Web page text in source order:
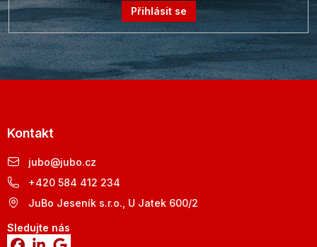
Přihlásit se
Kontakt
jubo@jubo.cz
+420 584 412 234
JuBo Jeseník s.r.o., U Jatek 600/2
Sledujte nás